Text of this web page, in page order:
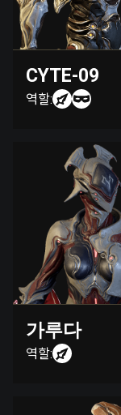
CYTE-09
역할:
가루다
역할: